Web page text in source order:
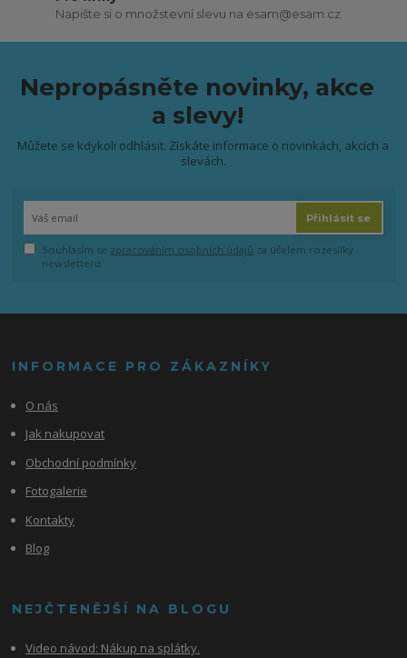
Napište si o množstevní slevu na esam@esam.cz
Nepropásněte novinky, akce
a slevy!
Můžete se kdykoli odhlásit. Získáte informace o novinkách, akcích a
slevách.
Přihlásit se
Souhlasím se zpracováním osobních údajů za účelem rozesílky
newsletteru.
INFORMACE PRO ZÁKAZNÍKY
O nás
Jak nakupovat
Obchodní podmínky
Fotogalerie
Kontakty
Blog
NEJČTENĚJŠÍ NA BLOGU
Video návod: Nákup na splátky.